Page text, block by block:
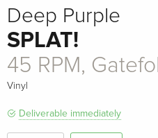
Deep Purple
SPLAT!
45 RPM,
Vinyl
Deliverable immediately